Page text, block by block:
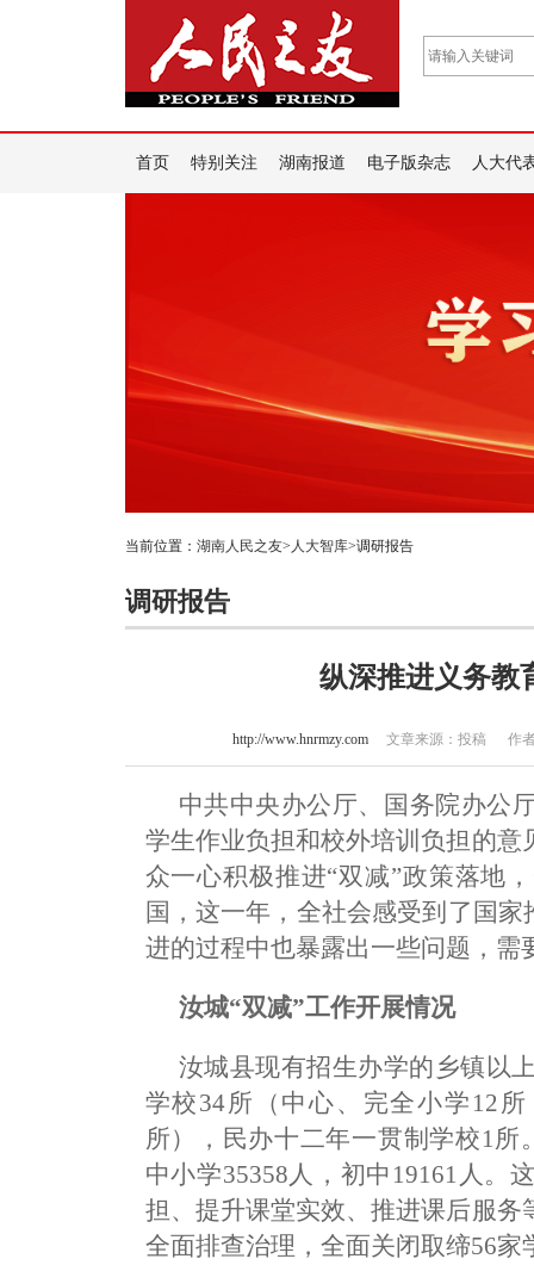
首页 特别关注 湖南报道 电子版杂志 人大代
当前位置： 湖南人民之友> 人大智库>调研报告
调研报告
纵深推进义务教
http://www.hnrmzy.com文章来源：投稿 作者
中共中央办公厅、国务院办公
学生作业负担和校外培训负担的
众一心积极推进“双减”政策落地
国，这一年，全社会感受到了国
进的过程中也暴露出一些问题，需
汝城“双减”工作开展情况
汝城县现有招生办学的乡镇以
学校34所（中心、完全小学12
所），民办十二年一贯制学校1所
中小学35358人，初中19161人。
担、提升课堂实效、推进课后服
全面排查治理，全面关闭取缔56